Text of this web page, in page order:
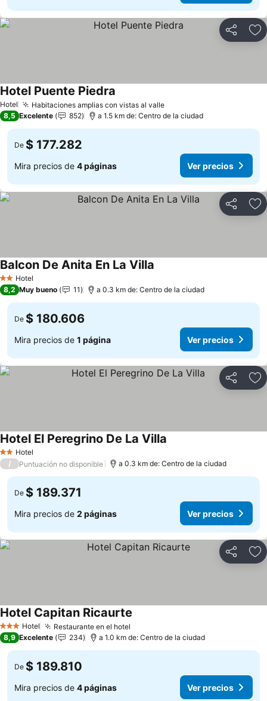
Compartir
Hotel Habitaciones amplias con vistas al valle
Hotel Puente Piedra
8,5 Excelente 852 a 1.5 km de: Centro de la ciudad
De $ 177.282
Mira precios de 4 páginas Ver precios
Compartir
2 Estrellas
Hotel
Balcon De Anita En La Villa
8,2 Muy bueno 11 a 0.3 km de: Centro de la ciudad
De $ 180.606
Mira precios de 1 página Ver precios
Compartir
2 Estrellas
Hotel
Hotel El Peregrino De La Villa
/ Puntuación no disponible a 0.3 km de: Centro de la ciudad
De $ 189.371
Mira precios de 2 páginas Ver precios
Compartir
3 Estrellas
Hotel Restaurante en el hotel
Hotel Capitan Ricaurte
8,9 Excelente 234 a 1.0 km de: Centro de la ciudad
De $ 189.810
Mira precios de 4 páginas Ver precios